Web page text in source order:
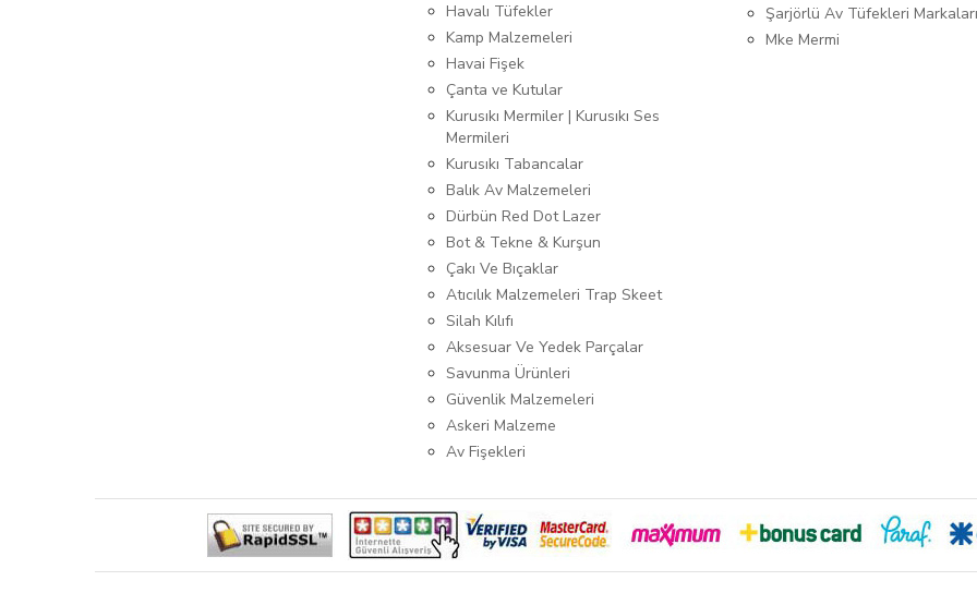
Havalı Tüfekler
Kamp Malzemeleri
Havai Fişek
Çanta ve Kutular
Kurusıkı Mermiler | Kurusıkı Ses
Mermileri
Kurusıkı Tabancalar
Balık Av Malzemeleri
Dürbün Red Dot Lazer
Bot & Tekne & Kurşun
Çakı Ve Bıçaklar
Atıcılık Malzemeleri Trap Skeet
Silah Kılıfı
Aksesuar Ve Yedek Parçalar
Savunma Ürünleri
Güvenlik Malzemeleri
Askeri Malzeme
Av Fişekleri
Şarjörlü Av Tüfekleri Markaları
Mke Mermi